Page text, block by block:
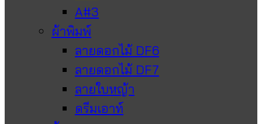
A#3
ผ้าพิมพ์
ลายดอกไม้ DF6
ลายดอกไม้ DF7
ลายใบหญ้า
ดรีมเอาท์